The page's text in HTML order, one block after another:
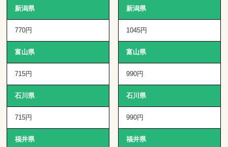
新潟県
770円
富山県
715円
石川県
715円
福井県
新潟県
1045円
富山県
990円
石川県
990円
福井県